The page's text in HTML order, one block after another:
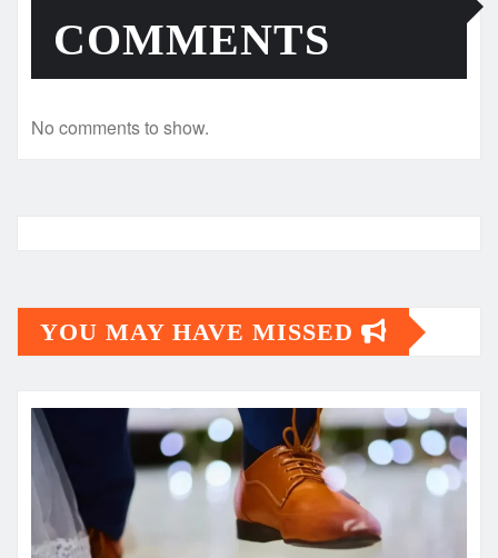
COMMENTS
No comments to show.
YOU MAY HAVE MISSED